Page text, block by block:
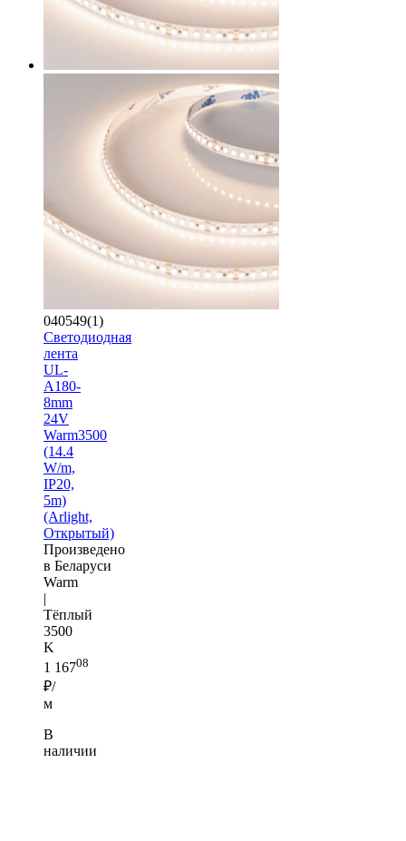
040549(1)
Светодиодная
лента
UL-
A180-
8mm
24V
Warm3500
(14.4
W/m,
IP20,
5m)
(Arlight,
Открытый)
Произведено
в Беларуси
Warm
|
Тёплый
3500
K
1 16708
₽/
м
В
наличии